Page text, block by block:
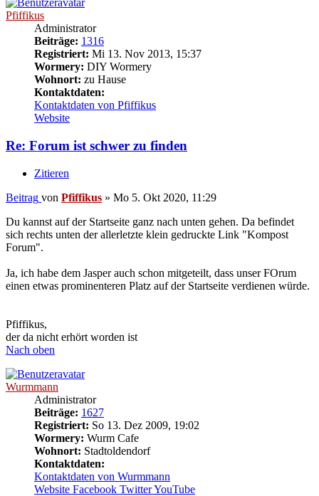
Pfiffikus
Administrator
Beiträge: 1316
Registriert: Mi 13. Nov 2013, 15:37
Wormery: DIY Wormery
Wohnort: zu Hause
Kontaktdaten:
Kontaktdaten von Pfiffikus
Website
Re: Forum ist schwer zu finden
Zitieren
Beitrag von Pfiffikus » Mo 5. Okt 2020, 11:29
Du kannst auf der Startseite ganz nach unten gehen. Da befindet
sich rechts unten der allerletzte klein gedruckte Link "Kompost
Forum".
Ja, ich habe dem Jasper auch schon mitgeteilt, dass unser FOrum
einen etwas prominenteren Platz auf der Startseite verdienen würde.
Pfiffikus,
der da nicht erhört worden ist
Nach oben
Wurmmann
Administrator
Beiträge: 1627
Registriert: So 13. Dez 2009, 19:02
Wormery: Wurm Cafe
Wohnort: Stadtoldendorf
Kontaktdaten:
Kontaktdaten von Wurmmann
Website Facebook TwitterYouTube